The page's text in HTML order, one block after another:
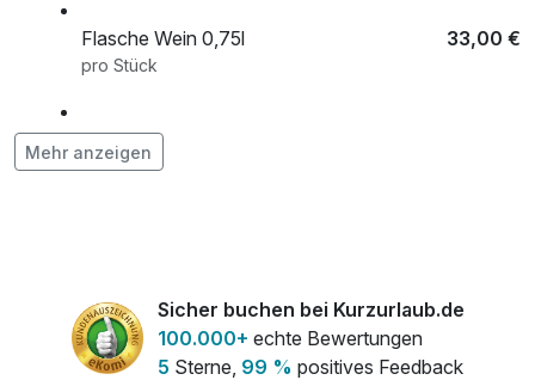
Flasche Wein 0,75l 33,00 €
pro Stück
frischer Strauß Blumen auf dem Zimmer
pro Stück
Mehr anzeigen
Sicher buchen bei Kurzurlaub.de
100.000+ echte Bewertungen
5 Sterne, 99 % positives Feedback